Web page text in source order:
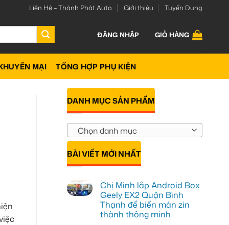
Liên Hệ – Thành Phát Auto Giới thiệu Tuyển Dụng
ĐĂNG NHẬP GIỎ HÀNG
MẠI TỔNG HỢP PHỤ KIỆN
DANH MỤC SẢN PHẨM
Chọn danh mục
BÀI VIẾT MỚI NHẤT
Chị Minh lắp Android Box
Geely EX2 Quận Bình
Thạnh để biến màn zin
thành thông minh